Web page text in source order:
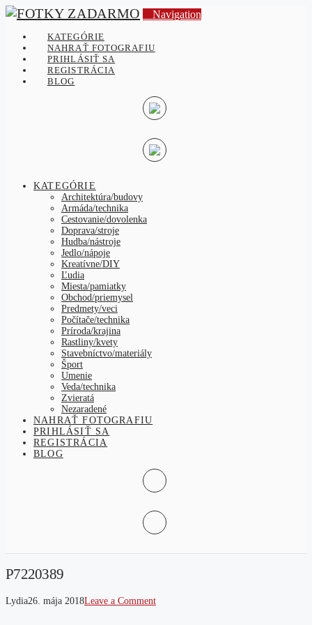
Navigation
KATEGÓRIE
NAHRAŤ FOTOGRAFIU
PRIHLÁSIŤ SA
REGISTRÁCIA
BLOG
KATEGÓRIE
Architektúra/budovy
Armáda/technika
Cestovanie/dovolenka
Doprava/stroje
Hudba/nástroje
Jedlo/nápoje
Kreatívne/DIY
Ľudia
Miesta/pamiatky
Obchod/priemysel
Predmety/veci
Počítače/technika
Príroda/krajina
Rastliny/kvety
Stavebníctvo/materiály
Šport
Umenie
Veda/technika
Zvieratá
Nezaradené
NAHRAŤ FOTOGRAFIU
PRIHLÁSIŤ SA
REGISTRÁCIA
BLOG
P7220389
Lydia26. mája 2018Leave a Comment